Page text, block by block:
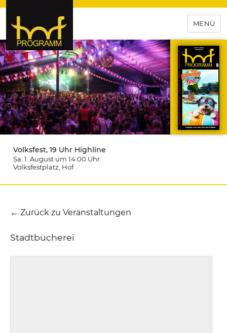
hof-programm – das
Veranstaltungsportal für
Hochfranken
MENÜ
Volksfest, 19 Uhr Highline
Sa. 1. August um 14:00 Uhr
Volksfestplatz , Hof
← Zurück zu Veranstaltungen
Stadtbücherei